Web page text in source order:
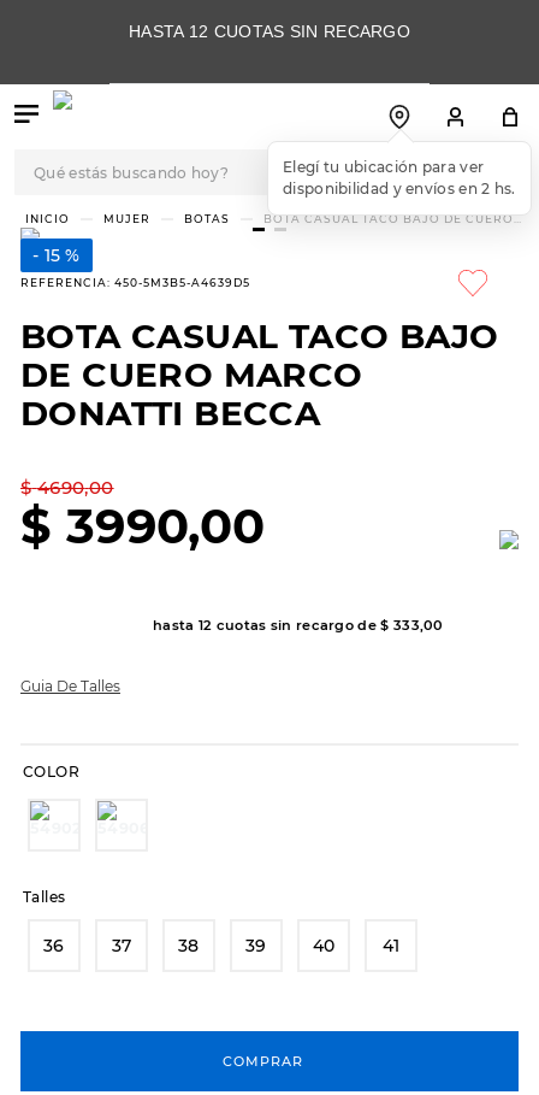
HASTA 12 CUOTAS SIN RECARGO
Elegí tu ubicación para ver
disponibilidad y envíos en 2 hs.
MUJER BOTAS
BOTA CASUAL TACO BAJO DE CUERO
MARCO DONATTI BECCA
15 %
REFERENCIA: 450-5M3B5-A4639D5
BOTA CASUAL TACO BAJO
DE CUERO MARCO
DONATTI BECCA
$ 4690,00
$ 3990,00
hasta 12 cuotas sin recargo de$ 333,00
Guia De Talles
COLOR
Talles
36 37 38 39 40 41
COMPRAR
TÉRMINOS MÁS
BUSCADOS
3.
skechers slip-ins
4.